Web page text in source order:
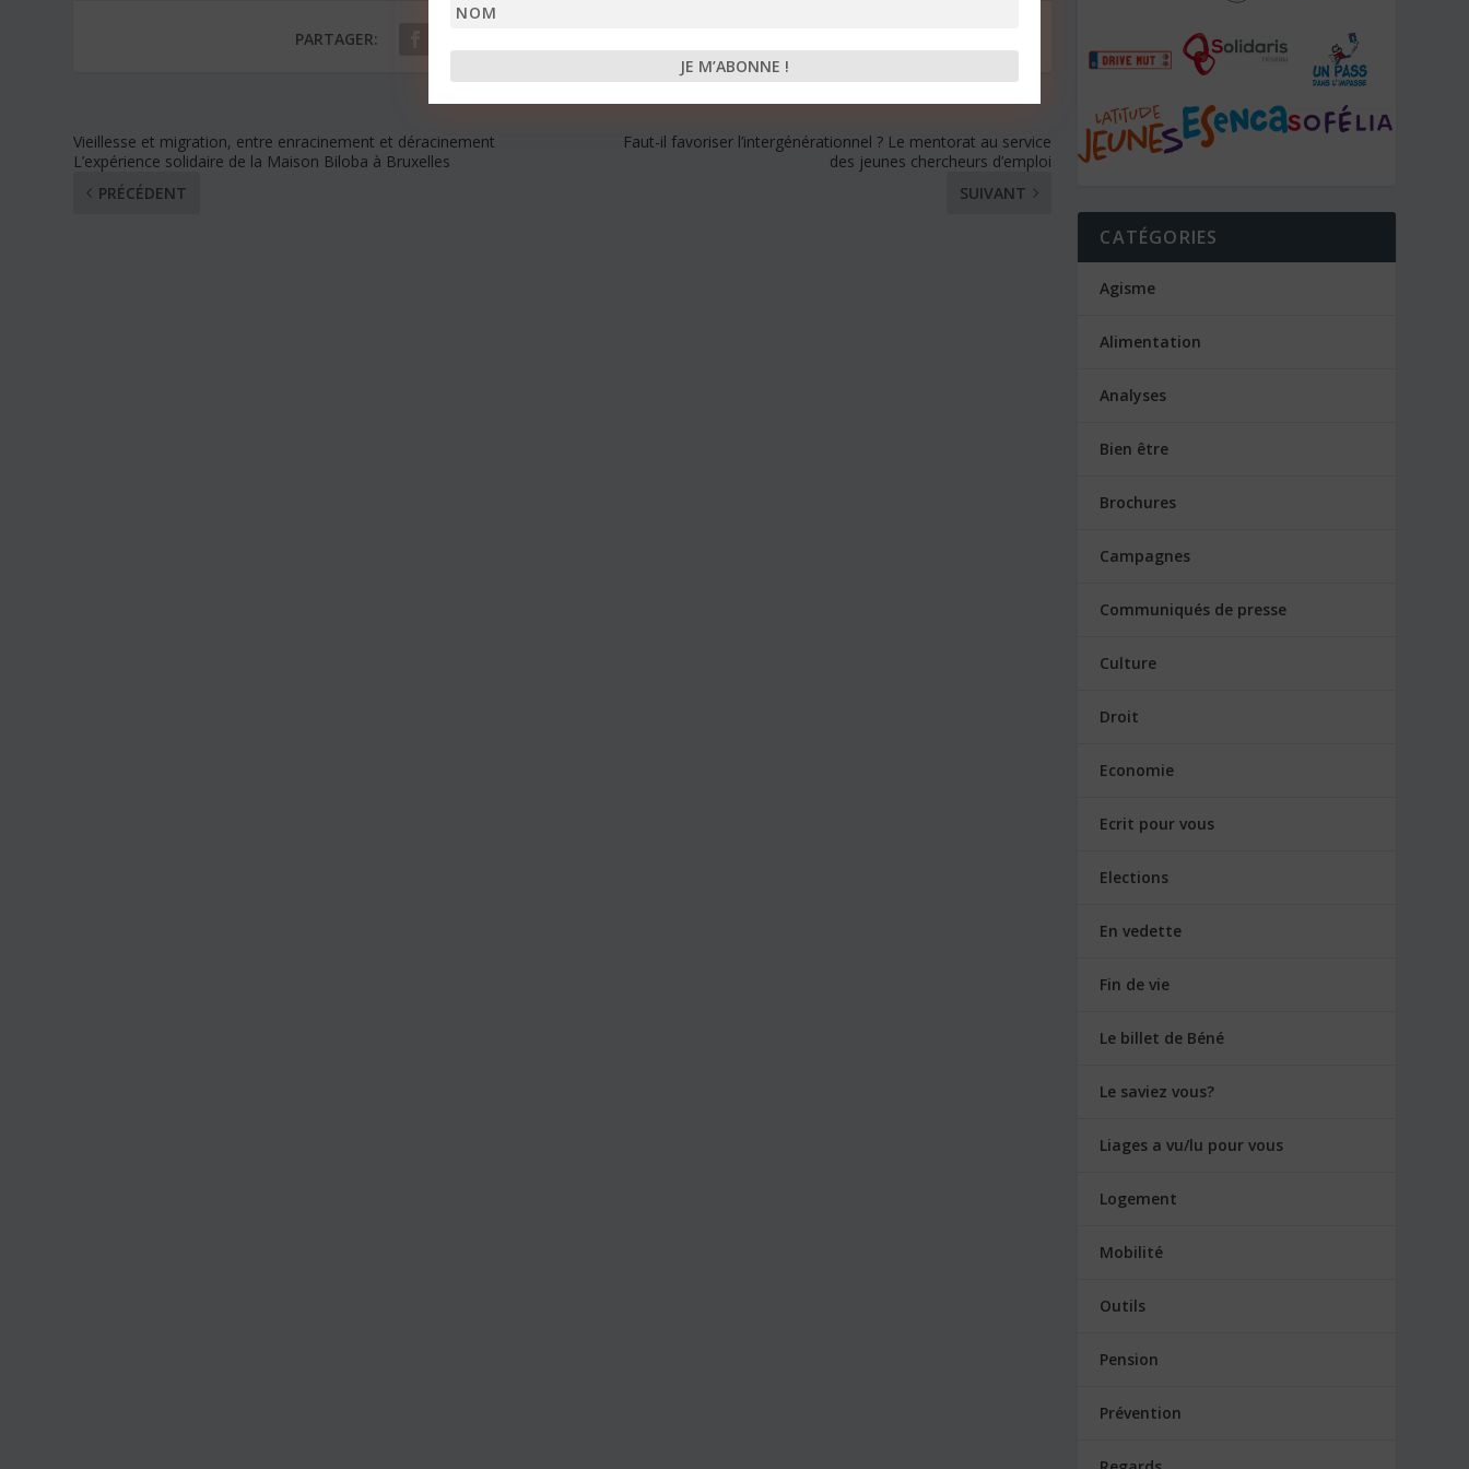
Nom
PARTAGER:
Vieillesse et migration, entre enracinement et déracinement
L’expérience solidaire de la Maison Biloba à Bruxelles
PRÉCÉDENT
Faut-il favoriser l’intergénérationnel ? Le mentorat au service
des jeunes chercheurs d’emploi
SUIVANT
CATÉGORIES
Agisme
Alimentation
Analyses
Bien être
Brochures
Campagnes
Communiqués de presse
Culture
Droit
Economie
Ecrit pour vous
Elections
En vedette
Fin de vie
Le billet de Béné
Le saviez vous?
Liages a vu/lu pour vous
Logement
Mobilité
Outils
Pension
Prévention